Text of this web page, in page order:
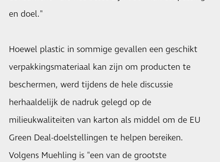
en doel."
Hoewel plastic in sommige gevallen een geschikt
verpakkingsmateriaal kan zijn om producten te
beschermen, werd tijdens de hele discussie
herhaaldelijk de nadruk gelegd op de
milieukwaliteiten van karton als middel om de EU
Green Deal-doelstellingen te helpen bereiken.
Volgens Muehling is "een van de grootste